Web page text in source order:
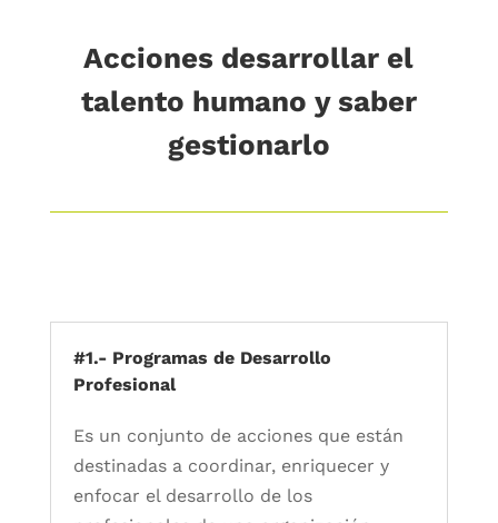
Acciones desarrollar el
talento humano y saber
gestionarlo
#1.- Programas de Desarrollo
Profesional
Es un conjunto de acciones que están
destinadas a coordinar, enriquecer y
enfocar el desarrollo de los